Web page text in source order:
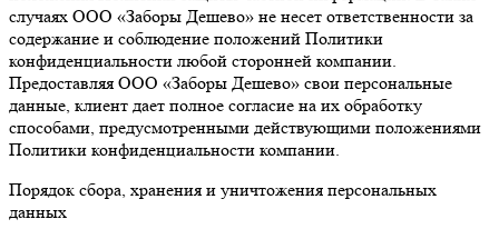
случаях ООО «Заборы Дешево» не несет ответственности за
содержание и соблюдение положений Политики
конфиденциальности любой сторонней компании.
Предоставляя ООО «Заборы Дешево» свои персональные
данные, клиент дает полное согласие на их обработку
способами, предусмотренными действующими положениями
Политики конфиденциальности компании.
Порядок сбора, хранения и уничтожения персональных
данных